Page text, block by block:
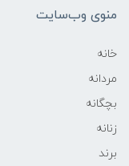
منوی وب‌سایت
خانه
مردانه
بچگانه
زنانه
برند